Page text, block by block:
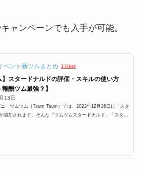
ャンペーンでも入手が可能。
ベント新ツムまとめ 1 User
】スタードナルドの評価・スキルの使い方
報酬ツム最強？】
13日
ニーツムツム（Tsum Tsum）では、2022年12月26日に「スタ
追加されます。そんな「ツムツムスタードナルド」「スター